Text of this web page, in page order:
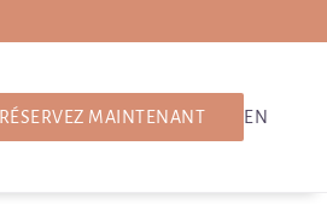
RÉSERVEZ MAINTENANT français
EN